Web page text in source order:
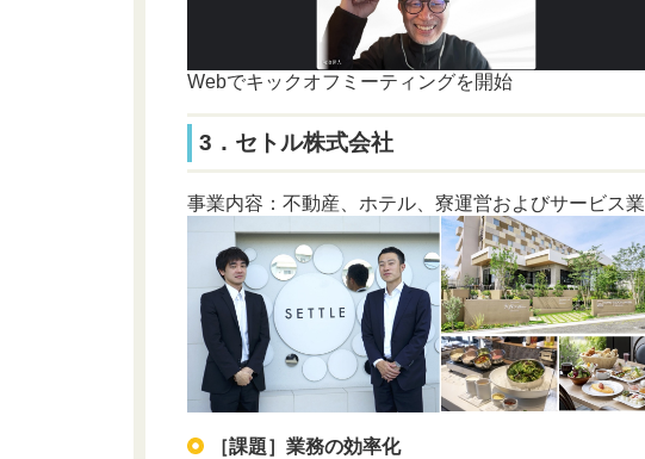
Webでキックオフミーティングを開始
3．セトル株式会社
事業内容：不動産、ホテル、寮運営およびサービス業
［課題］業務の効率化